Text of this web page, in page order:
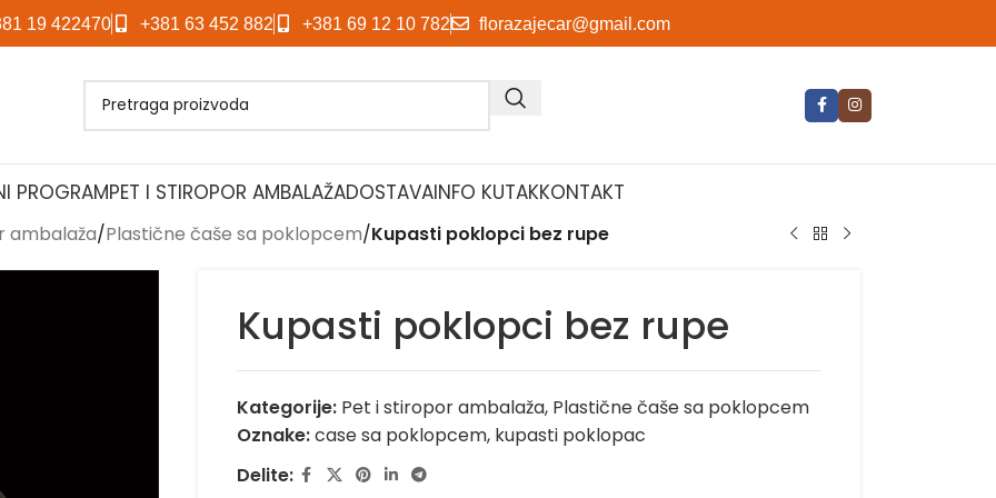
19 422470 +381 63 452 882 +381 69 12 10 782 florazajecar@gmail.com
PROGRAMPET I STIROPOR AMBALAŽADOSTAVAINFO KUTAKKONTAKT
ambalaža/Plastične čaše sa poklopcem/Kupasti poklopci bez rupe
Kupasti poklopci bez rupe
Kategorije: Pet i stiropor ambalaža, Plastične čaše sa poklopcem
Oznake:case sa poklopcem, kupasti poklopac
Delite: